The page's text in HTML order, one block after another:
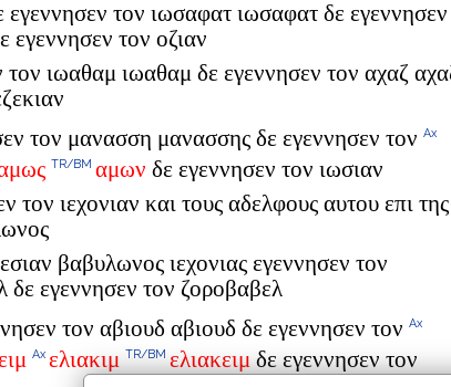
εγεννησεν τον ιωσαφατ ιωσαφατ δε εγεννησεν
εγεννησεν τον οζιαν
τον ιωαθαμ ιωαθαμ δε εγεννησεν τον αχαζ
τον μανασση μανασσης δε εγεννησεν τον Ax
TR/BM αμων δε εγεννησεν τον ιωσιαν
τον ιεχονιαν και τους αδελφους αυτου επι της
βαβυλωνος ιεχονιας εγεννησεν τον
δε εγεννησεν τον ζοροβαβελ
τον αβιουδ αβιουδ δε εγεννησεν τον Ax
Ax ελιακιμ TR/BM ελιακειμδε εγεννησεν τον